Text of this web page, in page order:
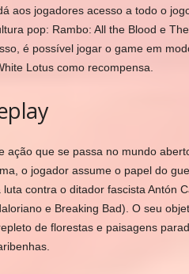
aos jogadores acesso a todo o
pop: Rambo: All the Blood e
é possível jogar o game em
Lotus como recompensa.
ação que se passa no mundo
o jogador assume o papel do
contra o ditador fascista Antón
e Breaking Bad). O seu
de florestas e paisagens